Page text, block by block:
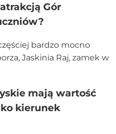
Gór
bardzo mocno
Jaskinia Raj, zamek w
mają wartość
kierunek